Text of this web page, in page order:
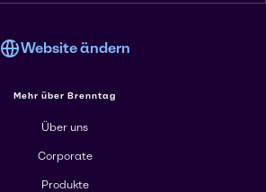
Website ändern
Mehr über Brenntag
Über uns
Corporate
Produkte